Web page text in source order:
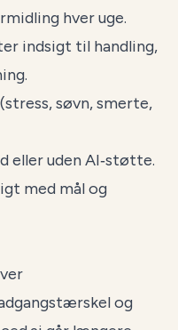
hver uge.
indsigt til handling,
søvn, smerte,
eller uden AI‑støtte.
med mål og
og